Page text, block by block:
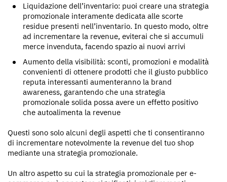
Liquidazione dell’inventario: puoi creare una strategia
promozionale interamente dedicata alle scorte
residue presenti nell’inventario. In questo modo, oltre
ad incrementare la revenue, eviterai che si accumuli
merce invenduta, facendo spazio ai nuovi arrivi
Aumento della visibilità: sconti, promozioni e modalità
convenienti di ottenere prodotti che il giusto pubblico
reputa interessanti aumenteranno la brand
awareness, garantendo che una strategia
promozionale solida possa avere un effetto positivo
che autoalimenta la revenue
Questi sono solo alcuni degli aspetti che ti consentiranno
di incrementare notevolmente la revenue del tuo shop
mediante una strategia promozionale.
Un altro aspetto su cui la strategia promozionale per e-